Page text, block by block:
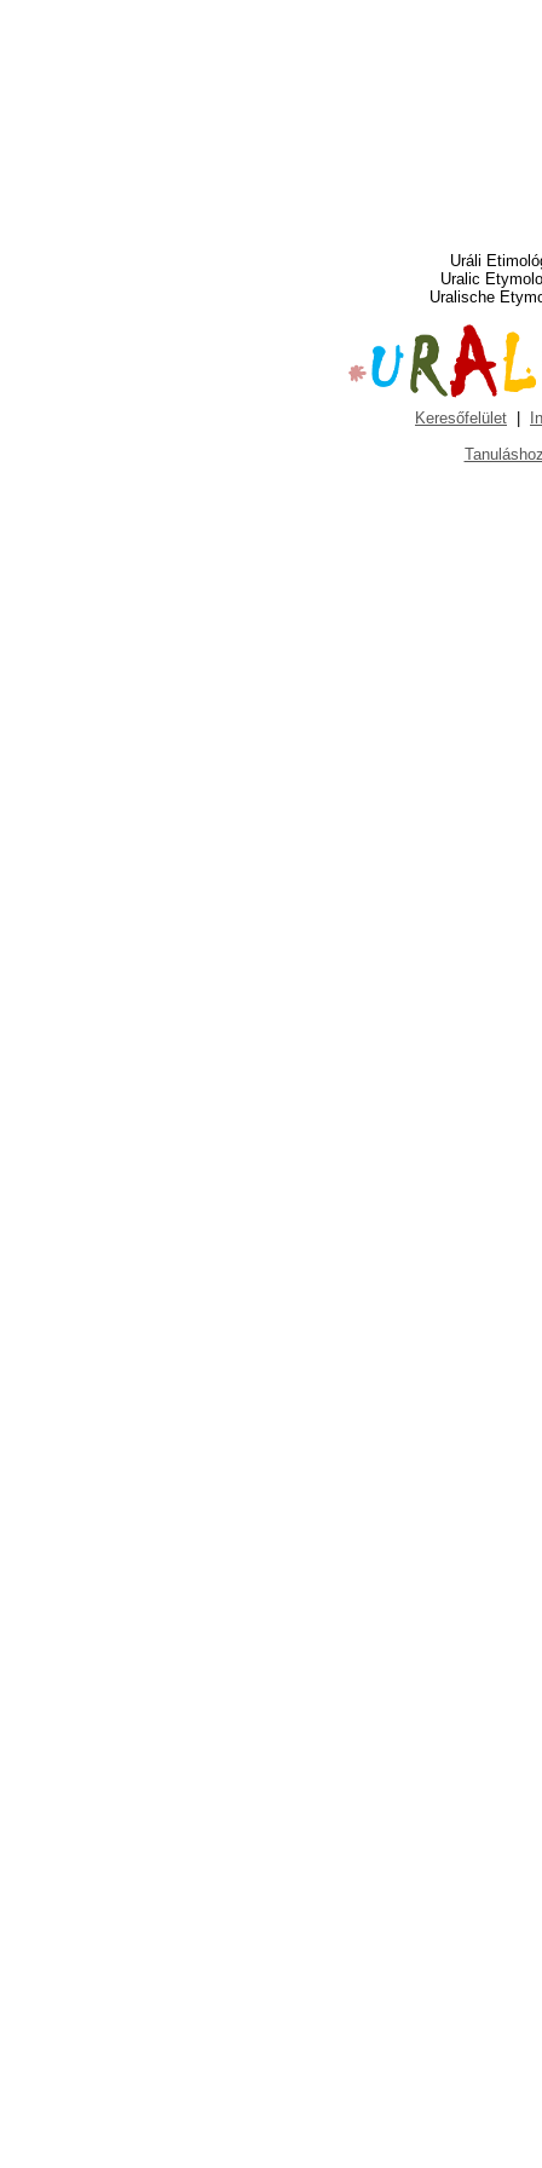
Uráli
Uralic
Uralische
Keresőfelület